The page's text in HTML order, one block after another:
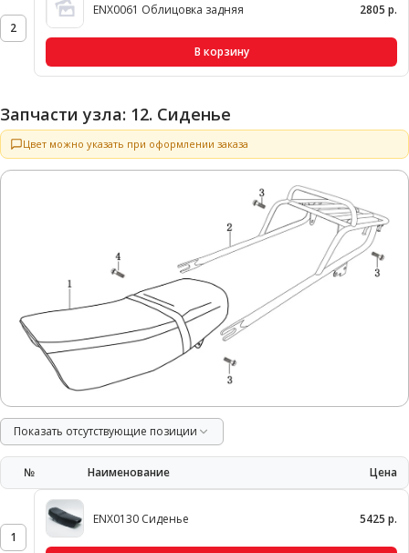
2
ENX0061 Облицовка задняя 2805 р.
В корзину
Запчасти узла: 12. Сиденье
Цвет можно указать при оформлении заказа
Показать отсутствующие позиции
№ Наименование Цена
1
ENX0130 Сиденье 5425 р.